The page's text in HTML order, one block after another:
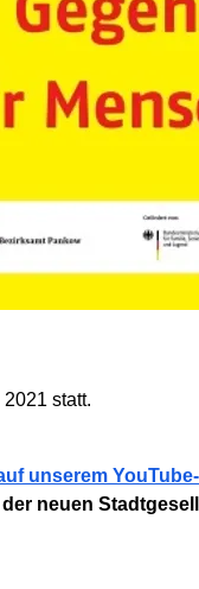
statt.
unserem
neuen